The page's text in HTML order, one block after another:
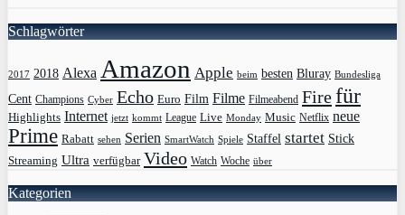
Schlagwörter
2017 2018 Alexa Amazon Apple beim besten Bluray Bundesliga
Cent Champions Cyber Echo Euro Film Filme Filmeabend Firefür
Highlights Internet jetzt kommt League Live Monday Music Netflix neue
Prime Rabatt sehen Serien SmartWatch Spiele Staffel startet Stick
Streaming Ultra verfügbar Video Watch Woche über
Kategorien